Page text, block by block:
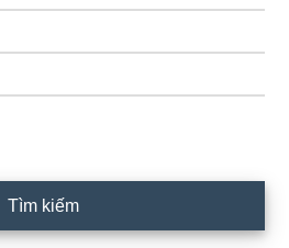
Tìm kiếm